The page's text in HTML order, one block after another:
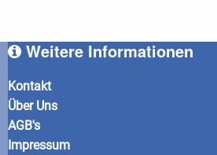
Weitere Informationen
Kontakt
Über Uns
AGB's
Impressum